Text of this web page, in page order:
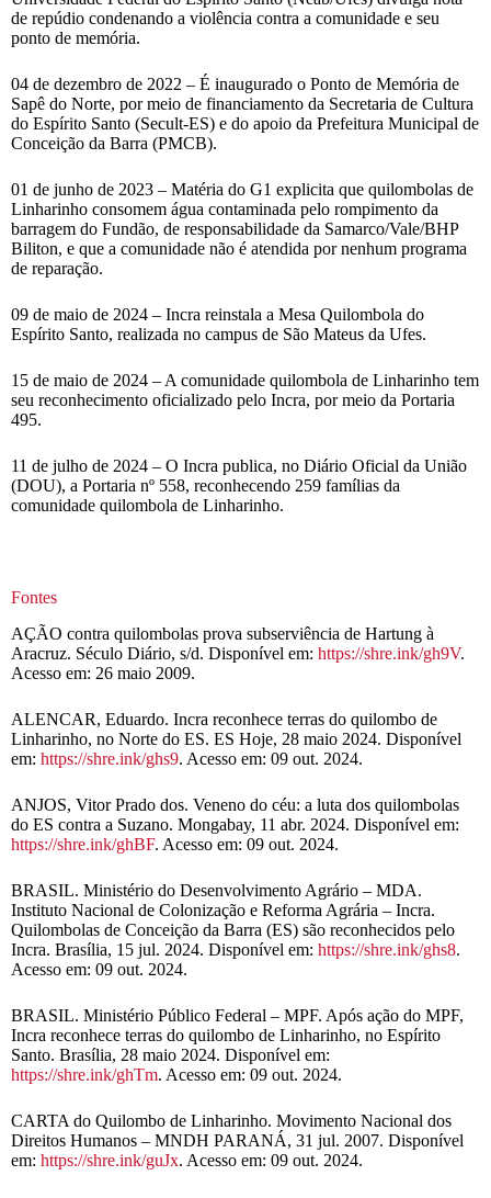
de repúdio condenando a violência contra a comunidade e seu
ponto de memória.
04 de dezembro de 2022 – É inaugurado o Ponto de Memória de
Sapê do Norte, por meio de financiamento da Secretaria de Cultura
do Espírito Santo (Secult-ES) e do apoio da Prefeitura Municipal de
Conceição da Barra (PMCB).
01 de junho de 2023 – Matéria do G1 explicita que quilombolas de
Linharinho consomem água contaminada pelo rompimento da
barragem do Fundão, de responsabilidade da Samarco/Vale/BHP
Biliton, e que a comunidade não é atendida por nenhum programa
de reparação.
09 de maio de 2024 – Incra reinstala a Mesa Quilombola do
Espírito Santo, realizada no campus de São Mateus da Ufes.
15 de maio de 2024 – A comunidade quilombola de Linharinho tem
seu reconhecimento oficializado pelo Incra, por meio da Portaria
495.
11 de julho de 2024 – O Incra publica, no Diário Oficial da União
(DOU), a Portaria nº 558, reconhecendo 259 famílias da
comunidade quilombola de Linharinho.
Fontes
AÇÃO contra quilombolas prova subserviência de Hartung à
Aracruz. Século Diário, s/d. Disponível em: https://shre.ink/gh9V.
Acesso em: 26 maio 2009.
ALENCAR, Eduardo. Incra reconhece terras do quilombo de
Linharinho, no Norte do ES. ES Hoje, 28 maio 2024. Disponível
em: https://shre.ink/ghs9. Acesso em: 09 out. 2024.
ANJOS, Vitor Prado dos. Veneno do céu: a luta dos quilombolas
do ES contra a Suzano. Mongabay, 11 abr. 2024. Disponível em:
https://shre.ink/ghBF. Acesso em: 09 out. 2024.
BRASIL. Ministério do Desenvolvimento Agrário – MDA.
Instituto Nacional de Colonização e Reforma Agrária – Incra.
Quilombolas de Conceição da Barra (ES) são reconhecidos pelo
Incra. Brasília, 15 jul. 2024. Disponível em: https://shre.ink/ghs8.
Acesso em: 09 out. 2024.
BRASIL. Ministério Público Federal – MPF. Após ação do MPF,
Incra reconhece terras do quilombo de Linharinho, no Espírito
Santo. Brasília, 28 maio 2024. Disponível em:
https://shre.ink/ghTm. Acesso em: 09 out. 2024.
CARTA do Quilombo de Linharinho. Movimento Nacional dos
Direitos Humanos – MNDH PARANÁ, 31 jul. 2007. Disponível
em: https://shre.ink/guJx. Acesso em: 09 out. 2024.